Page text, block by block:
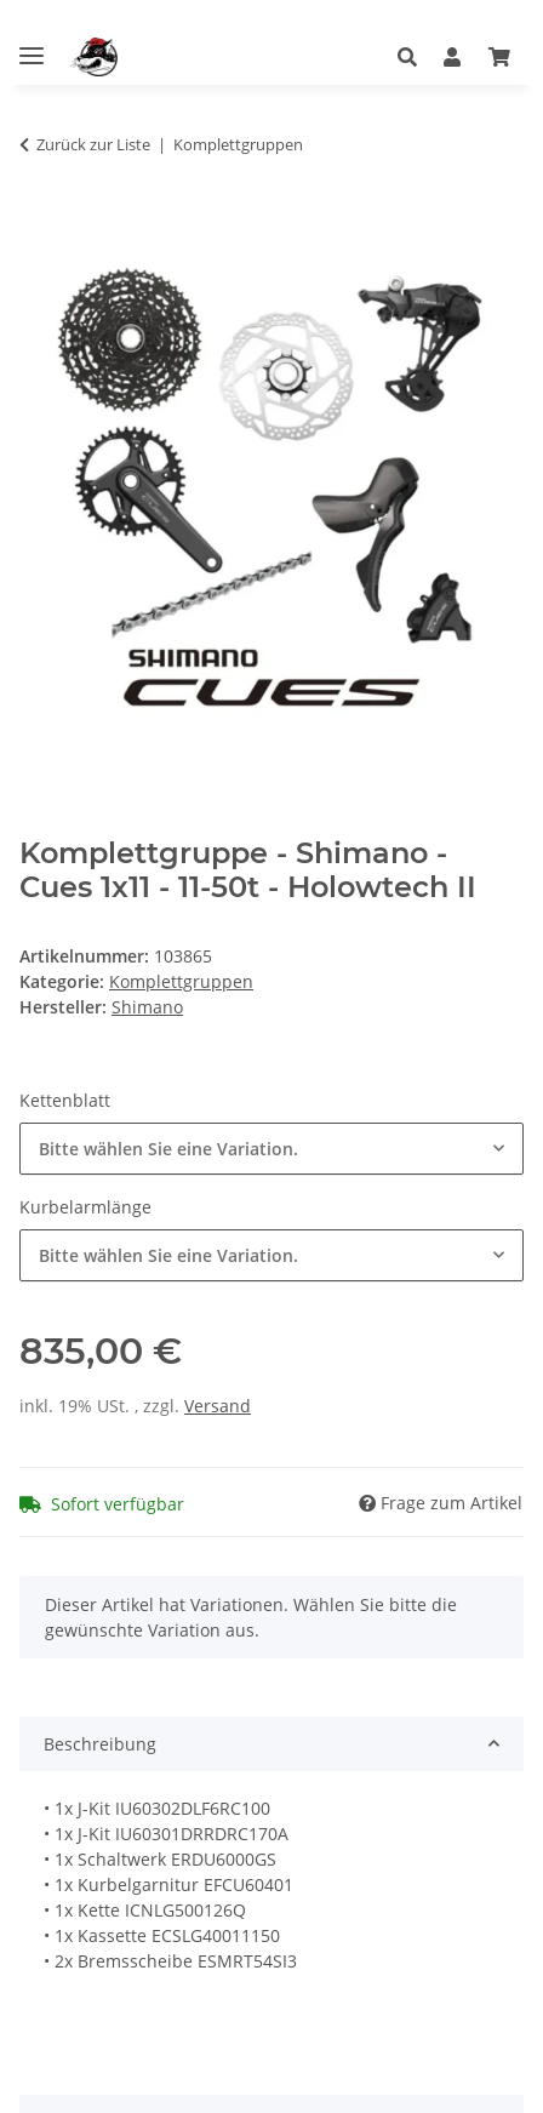
Zurück zur Liste Komplettgruppen
Komplettgruppe - Shimano -
Cues 1x11 - 11-50t - Holowtech II
Artikelnummer: 103865
Kategorie: Komplettgruppen
Hersteller: Shimano
Kettenblatt
Bitte wählen Sie eine Variation.
Kurbelarmlänge
Bitte wählen Sie eine Variation.
835,00 €
inkl. 19% USt. , zzgl. Versand
Sofort verfügbar Frage zum Artikel
x
Dieser Artikel hat Variationen. Wählen Sie bitte die
gewünschte Variation aus.
Beschreibung
• 1x J-Kit IU60302DLF6RC100
• 1x J-Kit IU60301DRRDRC170A
• 1x Schaltwerk ERDU6000GS
• 1x Kurbelgarnitur EFCU60401
• 1x Kette ICNLG500126Q
• 1x Kassette ECSLG40011150
• 2x Bremsscheibe ESMRT54SI3